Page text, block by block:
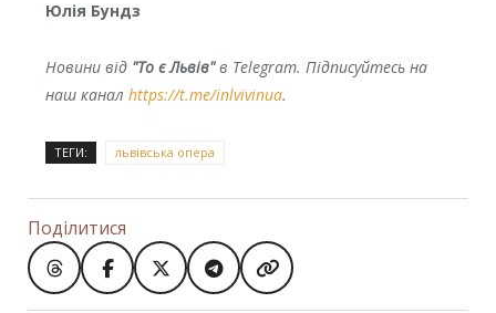
Юлія Бундз
Новини від "То є Львів"в Telegram. Підписуйтесь на
наш канал https://t.me/inlvivinua.
ТЕГИ: львівська опера
Поділитися